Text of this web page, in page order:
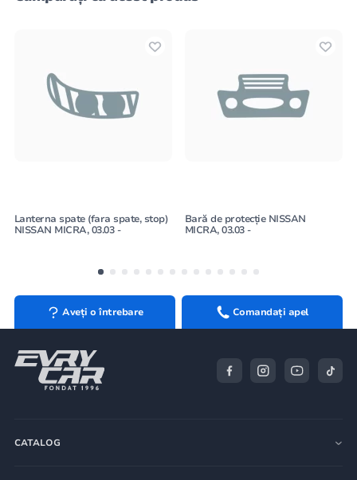
Lanterna spate (fara spate, stop)
NISSAN MICRA, 03.03 -
Bară de protecție NISSAN
MICRA, 03.03 -
Aveți o întrebare Comandați apel
CATALOG